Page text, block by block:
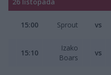
15:00 Sprout vs
15:10
Izako
Boars
vs